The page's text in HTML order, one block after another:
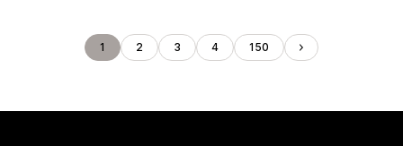
1 2 3 4 150